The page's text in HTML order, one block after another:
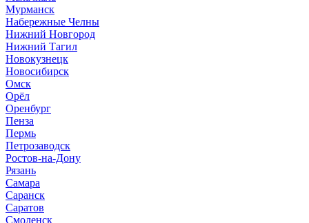
Мурманск
Набережные Челны
Нижний Новгород
Нижний Тагил
Новокузнецк
Новосибирск
Омск
Орёл
Оренбург
Пенза
Пермь
Петрозаводск
Ростов-на-Дону
Рязань
Самара
Саранск
Саратов
Смоленск